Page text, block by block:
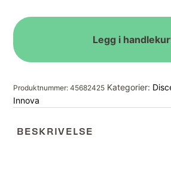
antall
Legg i
Produktnummer:45682425 Kategorier:
Innova
BESKRIVELSE